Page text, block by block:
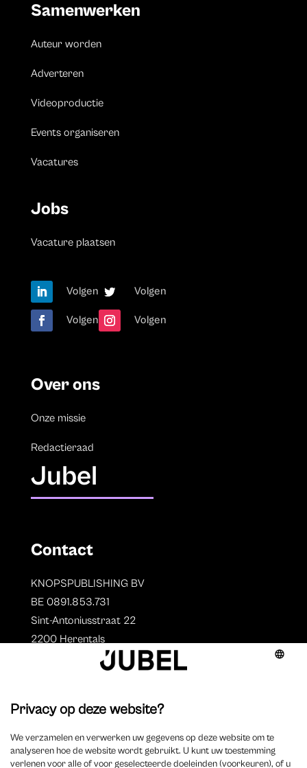
Samenwerken
Auteur worden
Adverteren
Videoproductie
Events organiseren
Vacatures
Jobs
Vacature plaatsen
Volgen Volgen
Volgen Volgen
Over ons
Onze missie
Redactieraad
Jubel
Contact
KNOPSPUBLISHING BV
BE 0891.853.731
Sint-Antoniusstraat 22
2200 Herentals
Auteurs
Overzicht auteurs